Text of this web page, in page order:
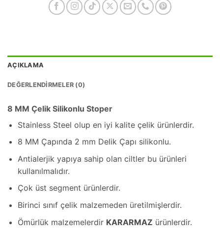
AÇIKLAMA
DEĞERLENDIRMELER (0)
8 MM Çelik Silikonlu Stoper
Stainless Steel olup en iyi kalite çelik ürünlerdir.
8 MM Çapında 2 mm Delik Çapı silikonlu.
Antialerjik yapıya sahip olan ciltler bu ürünleri
kullanılmalıdır.
Çok üst segment ürünlerdir.
Birinci sınıf çelik malzemeden üretilmişlerdir.
Ömürlük malzemelerdir KARARMAZ ürünlerdir.